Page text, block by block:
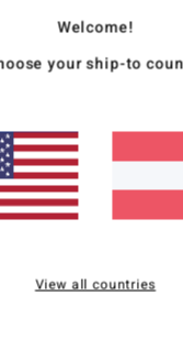
Nylon, Elastan
am Gesäß
auf der Rückseite
[Hauptstoff] 83%
Welcome!
your ship-to
View all countries